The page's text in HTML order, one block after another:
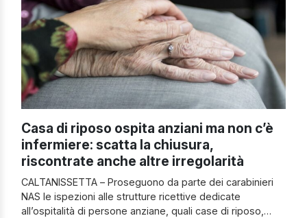
Casa di riposo ospita anziani ma non c’è
infermiere: scatta la chiusura,
riscontrate anche altre irregolarità
CALTANISSETTA – Proseguono da parte dei carabinieri
NAS le ispezioni alle strutture ricettive dedicate
all’ospitalità di persone anziane, quali case di riposo,